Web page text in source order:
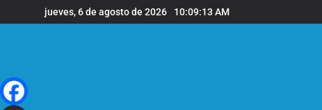
al
jueves, 6 de agosto de 2026 10:09:14 AM